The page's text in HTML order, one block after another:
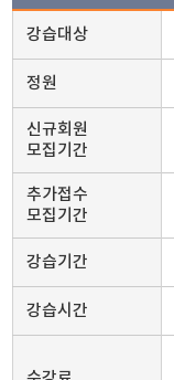
강습대상
정원
신규회원
모집기간
추가접수
모집기간
강습기간
강습시간